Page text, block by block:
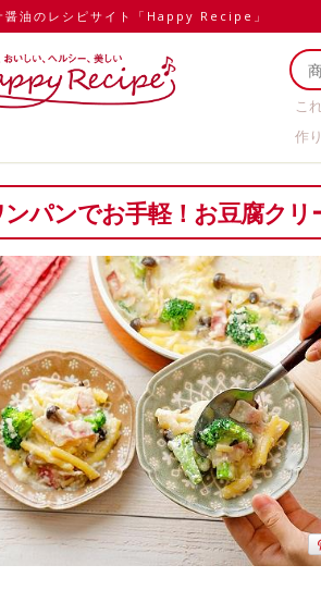
醤油のレシピサイト「Happy Recipe」
こ
作
ンパンでお手軽！お豆腐ク